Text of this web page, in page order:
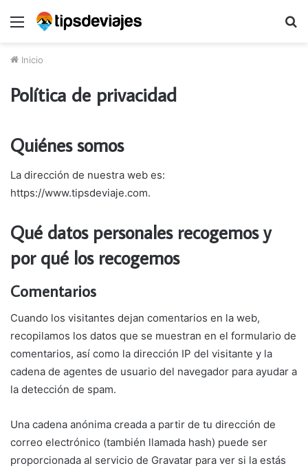
Menú
Inicio
Política de privacidad
Quiénes somos
La dirección de nuestra web es:
https://www.tipsdeviaje.com.
Qué datos personales recogemos y
por qué los recogemos
Comentarios
Cuando los visitantes dejan comentarios en la web,
recopilamos los datos que se muestran en el formulario de
comentarios, así como la dirección IP del visitante y la
cadena de agentes de usuario del navegador para ayudar a
la detección de spam.
Una cadena anónima creada a partir de tu dirección de
correo electrónico (también llamada hash) puede ser
proporcionada al servicio de Gravatar para ver si la estás